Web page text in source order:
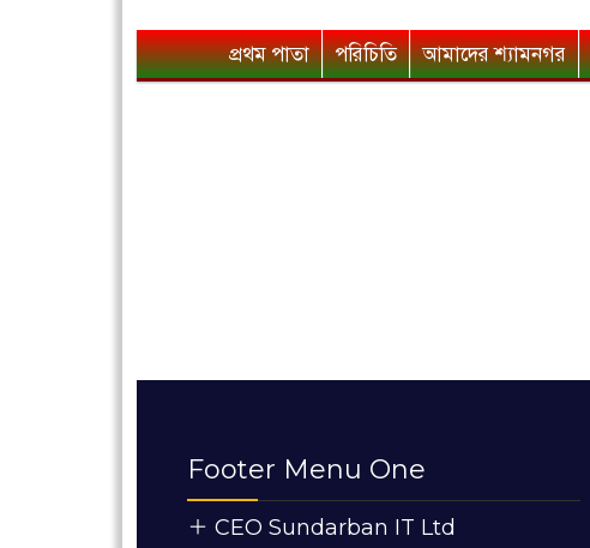
প্রথম পাতা পরিচিতি আমাদের শ্যামনগর
Footer Menu One
CEO Sundarban IT Ltd